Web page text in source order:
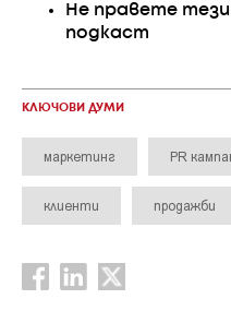
Не правете
подкаст
КЛЮЧОВИ ДУМИ
маркетинг PR
клиенти продажби